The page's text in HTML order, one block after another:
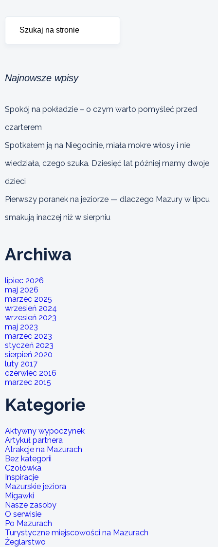
Najnowsze wpisy
Spokój na pokładzie – o czym warto pomyśleć przed
czarterem
Spotkałem ją na Niegocinie, miała mokre włosy i nie
wiedziała, czego szuka. Dziesięć lat później mamy dwoje
dzieci
Pierwszy poranek na jeziorze — dlaczego Mazury w lipcu
smakują inaczej niż w sierpniu
Archiwa
lipiec 2026
maj 2026
marzec 2025
wrzesień 2024
wrzesień 2023
maj 2023
marzec 2023
styczeń 2023
sierpień 2020
luty 2017
czerwiec 2016
marzec 2015
Kategorie
Aktywny wypoczynek
Artykuł partnera
Atrakcje na Mazurach
Bez kategorii
Czołówka
Inspiracje
Mazurskie jeziora
Migawki
Nasze zasoby
O serwisie
Po Mazurach
Turystyczne miejscowości na Mazurach
Żeglarstwo